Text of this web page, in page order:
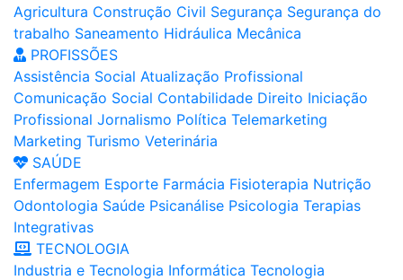
Agricultura Construção Civil Segurança Segurança do
trabalho Saneamento Hidráulica Mecânica
PROFISSÕES
Assistência Social Atualização Profissional
Comunicação Social Contabilidade Direito Iniciação
Profissional Jornalismo Política Telemarketing
Marketing Turismo Veterinária
SAÚDE
Enfermagem Esporte Farmácia Fisioterapia Nutrição
Odontologia Saúde Psicanálise Psicologia Terapias
Integrativas
TECNOLOGIA
Industria e Tecnologia Informática Tecnologia